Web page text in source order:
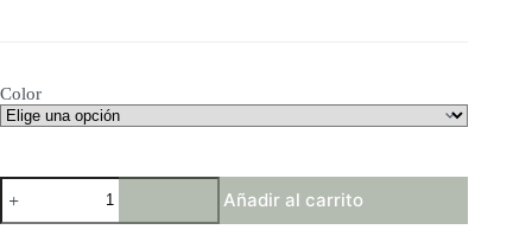
Color
KiNDERWELT
Taburete
de
Añadir al carrito